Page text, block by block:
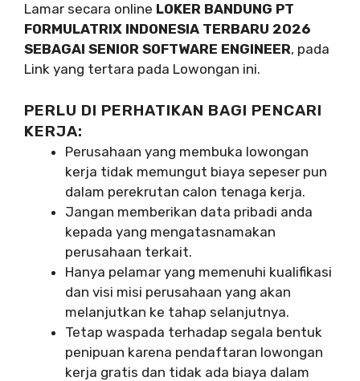
Lamar secara online LOKER BANDUNG PT
FORMULATRIX INDONESIA TERBARU 2026
SEBAGAI SENIOR SOFTWARE ENGINEER, pada
Link yang tertara pada Lowongan ini.
PERLU DI PERHATIKAN BAGI PENCARI
KERJA:
Perusahaan yang membuka lowongan
kerja tidak memungut biaya sepeser pun
dalam perekrutan calon tenaga kerja.
Jangan memberikan data pribadi anda
kepada yang mengatasnamakan
perusahaan terkait.
Hanya pelamar yang memenuhi kualifikasi
dan visi misi perusahaan yang akan
melanjutkan ke tahap selanjutnya.
Tetap waspada terhadap segala bentuk
penipuan karena pendaftaran lowongan
kerja gratis dan tidak ada biaya dalam